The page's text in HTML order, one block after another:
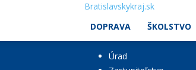
Bratislavskykraj.sk
DOPRAVA
ŠKOLSTVO
Úrad